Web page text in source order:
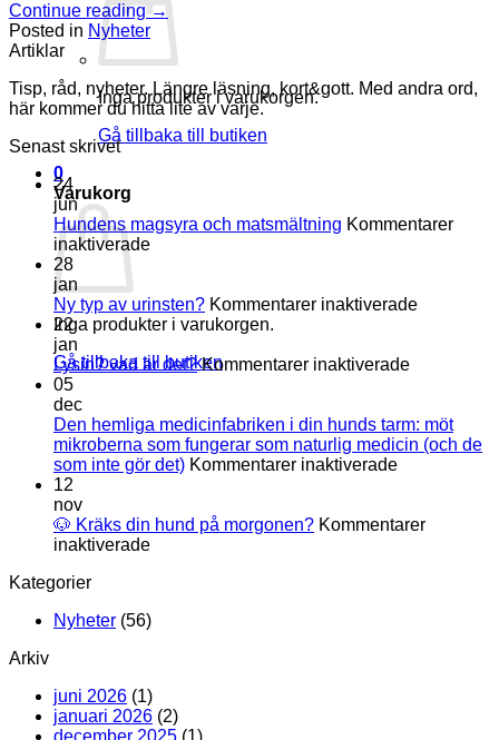
Inga produkter i varukorgen.
Gå tillbaka till butiken
0
Varukorg
Inga produkter i varukorgen.
Gå tillbaka till butiken
Continue reading→
Posted in Nyheter
Artiklar
Tisp, råd, nyheter. Längre läsning, kort&gott. Med andra ord,
här kommer du hitta lite av varje.
Senast skrivet
24
jun
Hundens magsyra och matsmältning Kommentarer
inaktiveradeför
och
matsmältning
28
jan
Ny typ av urinsten? Kommentarer inaktiveradeför
22
jan
Lysin? vad är det? Kommentarer inaktiveradeför
är
det?
05
dec
Den hemliga medicinfabriken i din hunds tarm: möt
mikroberna som fungerar som naturlig medicin (och de
som inte gör det) Kommentarer inaktiveradeför
12
nov
🐶 Kräks din hund på morgonen? Kommentarer
inaktiveradeför
hund
Kategorier
Nyheter (56)
Arkiv
juni 2026 (1)
januari 2026 (2)